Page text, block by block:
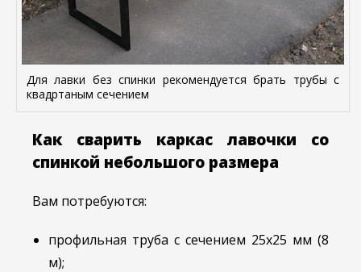
Для лавки без спинки рекомендуется брать трубы с
квадртаным сечением
Как сварить каркас лавочки со
спинкой небольшого размера
Вам потребуются:
профильная труба с сечением 25х25 мм (8
м);